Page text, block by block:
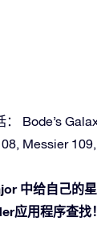
Bode’s
Messier
中给自己的
应用程序查找！